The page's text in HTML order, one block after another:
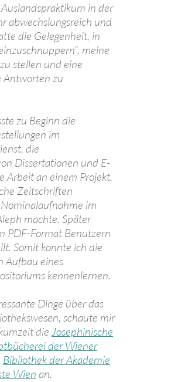
in der
abwechslungsreich und
die Gelegenheit, in
meine
stellen und eine
Antworten zu
zu Beginn die
im
die
Dissertationen und E-
Arbeit an einem Projekt,
Zeitschriften
im
machte. Später
PDF-Format Benutzern
Somit konnte ich die
Aufbau eines
kennenlernen.
Dinge über das
schaute mir
die Josephinische
der Wiener
Bibliothek der Akademie
Wien an.